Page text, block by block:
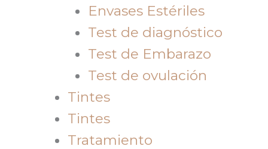
Envases Estériles
Test de diagnóstico
Test de Embarazo
Test de ovulación
Tintes
Tintes
Tratamiento